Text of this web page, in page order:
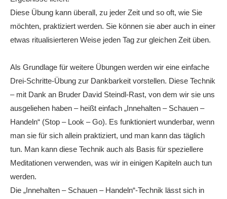
Diese Übung kann überall, zu jeder Zeit und so oft, wie Sie
möchten, praktiziert werden. Sie können sie aber auch in einer
etwas ritualisierteren Weise jeden Tag zur gleichen Zeit üben.
Als Grundlage für weitere Übungen werden wir eine einfache
Drei-Schritte-Übung zur Dankbarkeit vorstellen. Diese Technik
– mit Dank an Bruder David Steindl-Rast, von dem wir sie uns
ausgeliehen haben – heißt einfach „Innehalten – Schauen –
Handeln“ (Stop – Look – Go). Es funktioniert wunderbar, wenn
man sie für sich allein praktiziert, und man kann das täglich
tun. Man kann diese Technik auch als Basis für speziellere
Meditationen verwenden, was wir in einigen Kapiteln auch tun
werden.
Die „Innehalten – Schauen – Handeln“-Technik lässt sich in